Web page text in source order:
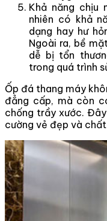
Khả năng
nhiên có khả
dạng hay hư
Ngoài ra, bề
dễ bị tổn
trong quá trình
Ốp đá thang máy
đẳng cấp, mà còn
chống trầy xước.
cường vẻ đẹp và